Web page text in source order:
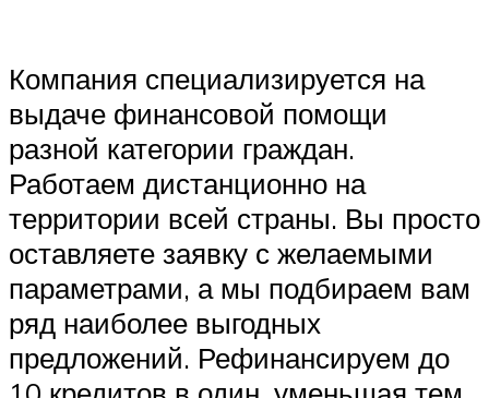
Компания специализируется на
выдаче финансовой помощи
разной категории граждан.
Работаем дистанционно на
территории всей страны. Вы просто
оставляете заявку с желаемыми
параметрами, а мы подбираем вам
ряд наиболее выгодных
предложений. Рефинансируем до